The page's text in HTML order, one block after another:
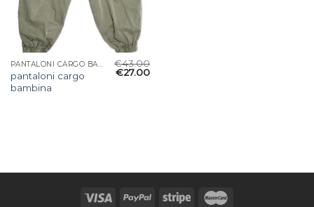
pantaloni cargo
bambina
€43.00
€27.00